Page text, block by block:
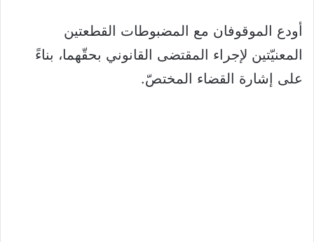
أودع الموقوفان مع المضبوطات القطعتين
المعنيّتين لإجراء المقتضى القانوني بحقّهما، بناءً
على إشارة القضاء المختصّ.